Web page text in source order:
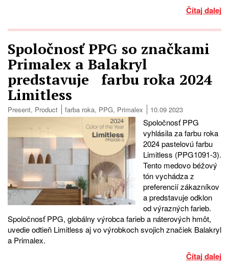
Čítaj dalej
Spoločnosť PPG so značkami
Primalex a Balakryl
predstavuje farbu roka 2024
Limitless
Present, Product farba roka, PPG, Primalex 10.09 2023
Spoločnosť PPG
vyhlásila za farbu roka
2024 pastelovú farbu
Limitless (PPG1091-3).
Tento medovo béžový
tón vychádza z
preferencií zákazníkov
a predstavuje odklon
od výrazných farieb.
Spoločnosť PPG, globálny výrobca farieb a náterových hmôt,
uvedie odtieň Limitless aj vo výrobkoch svojich značiek Balakryl
a Primalex.
Čítaj dalej